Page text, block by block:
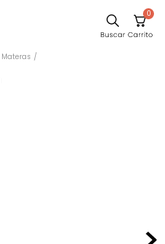
0
Materas